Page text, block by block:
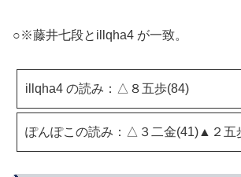
○※藤井七段とillqha4 が一致。
illqha4 の読み：△８五歩(84)
ぽんぽこの読み：△３二金(41)▲２五